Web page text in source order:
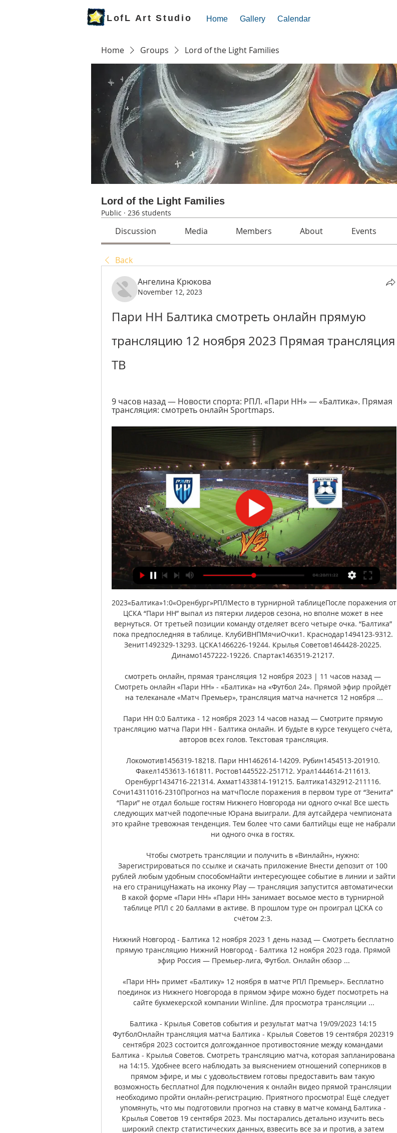
LofL Art Studio Home Gallery Calendar
Home Groups Lord of the Light Families
Lord of the Light Families
Public · 236 students
Discussion Media Members About Events
Back
Ангелина Крюкова
November 12, 2023
Пари НН Балтика смотреть онлайн прямую
трансляцию 12 ноября 2023 Прямая трансляция
ТВ
9 часов назад — Новости спорта: РПЛ. «Пари НН» — «Балтика». Прямая
трансляция: смотреть онлайн Sportmaps.
2023«Балтика»1:0«Оренбург»РПЛМесто в турнирной таблицеПосле поражения от
ЦСКА “Пари НН” выпал из пятерки лидеров сезона, но вполне может в нее
вернуться. От третьей позиции команду отделяет всего четыре очка. “Балтика”
пока предпоследняя в таблице. КлубИВНПМячиОчки1. Краснодар1494123-9312.
Зенит1492329-13293. ЦСКА1466226-19244. Крылья Советов1464428-20225.
Динамо1457222-19226. Спартак1463519-21217.
смотреть онлайн, прямая трансляция 12 ноября 2023 | 11 часов назад —
Смотреть онлайн «Пари НН» - «Балтика» на «Футбол 24». Прямой эфир пройдёт
на телеканале «Матч Премьер», трансляция матча начнется 12 ноября ...
Пари НН 0:0 Балтика - 12 ноября 2023 14 часов назад — Смотрите прямую
трансляцию матча Пари НН - Балтика онлайн. И будьте в курсе текущего счёта,
авторов всех голов. Текстовая трансляция.
Локомотив1456319-18218. Пари НН1462614-14209. Рубин1454513-201910.
Факел1453613-161811. Ростов1445522-251712. Урал1444614-211613.
Оренбург1434716-221314. Ахмат1433814-191215. Балтика1432912-211116.
Сочи14311016-2310Прогноз на матчПосле поражения в первом туре от “Зенита”
“Пари” не отдал больше гостям Нижнего Новгорода ни одного очка! Все шесть
следующих матчей подопечные Юрана выиграли. Для аутсайдера чемпионата
это крайне тревожная тенденция. Тем более что сами балтийцы еще не набрали
ни одного очка в гостях.
Чтобы смотреть трансляции и получить в «Винлайн», нужно:
Зарегистрироваться по ссылке и скачать приложение Внести депозит от 100
рублей любым удобным способомНайти интересующее событие в линии и зайти
на его страницуНажать на иконку Play — трансляция запустится автоматически
В какой форме «Пари НН» «Пари НН» занимает восьмое место в турнирной
таблице РПЛ с 20 баллами в активе. В прошлом туре он проиграл ЦСКА со
счётом 2:3.
Нижний Новгород - Балтика 12 ноября 2023 1 день назад — Смотреть бесплатно
прямую трансляцию Нижний Новгород - Балтика 12 ноября 2023 года. Прямой
эфир Россия — Премьер-лига, Футбол. Онлайн обзор ...
«Пари НН» примет «Балтику» 12 ноября в матче РПЛ Премьер». Бесплатно
поединок из Нижнего Новгорода в прямом эфире можно будет посмотреть на
сайте букмекерской компании Winline. Для просмотра трансляции ...
Балтика - Крылья Советов события и результат матча 19/09/2023 14:15
ФутболОнлайн трансляция матча Балтика - Крылья Советов 19 сентября 202319
сентября 2023 состоится долгожданное противостояние между командами
Балтика - Крылья Советов. Смотреть трансляцию матча, которая запланирована
на 14:15. Удобнее всего наблюдать за выяснением отношений соперников в
прямом эфире, и мы с удовольствием готовы предоставить вам такую
возможность бесплатно! Для подключения к онлайн видео прямой трансляции
необходимо пройти онлайн-регистрацию. Приятного просмотра! Ещё следует
упомянуть, что мы подготовили прогноз на ставку в матче команд Балтика -
Крылья Советов 19 сентября 2023. Мы постарались детально изучить весь
широкий спектр статистических данных, взвесить все за и против, а затем